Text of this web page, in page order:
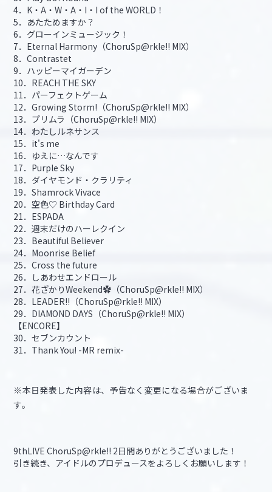
4．K・A・W・A・I・I of the WORLD！
5．あたためますか？
6．グローインミュージック！
7．Eternal Harmony（ChoruSp@rkle!! MIX）
8．Contrastet
9．ハッピーマイガーデン
10．REACH THE SKY
11．パーフェクトゲーム
12．Growing Storm!（ChoruSp@rkle!! MIX）
13．プリムラ（ChoruSp@rkle!! MIX）
14．わたしルネサンス
15．it's me
16．ゆえに…なんです
17．Purple Sky
18．ダイヤモンド・クラリティ
19．Shamrock Vivace
20．空色♡ Birthday Card
21．ESPADA
22．週末だけのハーレクイン
23．Beautiful Believer
24．Moonrise Belief
25．Cross the future
26．しあわせエンドロール
27．花ざかりWeekend✿（ChoruSp@rkle!! MIX）
28．LEADER!!（ChoruSp@rkle!! MIX）
29．DIAMOND DAYS（ChoruSp@rkle!! MIX）
【ENCORE】
30．セブンカウント
31．Thank You! -MR remix-
※本日発表した内容は、予告なく変更になる場合がございま
す。
9thLIVE ChoruSp@rkle!! 2日間ありがとうございました！
引き続き、アイドルのプロデュースをよろしくお願いします！